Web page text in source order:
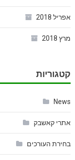
אפריל 2018
מרץ 2018
קטגוריות
News
אתרי קאשבק
בחירת העורכים